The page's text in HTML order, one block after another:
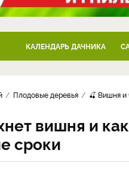
КАЛЕНДАРЬ ДАЧНИКА
Плодовые деревья 🍒 Вишня и
вишня и
сроки